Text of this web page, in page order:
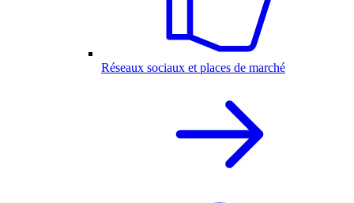
Réseaux sociaux et places de marché